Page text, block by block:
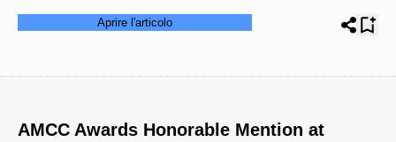
Aprire l'articolo
AMCC Awards Honorable Mention at